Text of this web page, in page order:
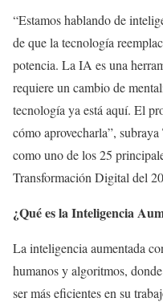
“Estamos hablando de
de que la tecnología
potencia. La IA es una
requiere un cambio de
tecnología ya está aquí. El
cómo aprovecharla”,
como uno de los 25
Transformación Digital del
¿Qué es la Inteligencia
La inteligencia aumentada
humanos y algoritmos,
ser más eficientes en su